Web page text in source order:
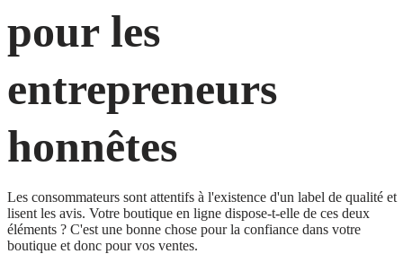
pour les
entrepreneurs
honnêtes
Les consommateurs sont attentifs à l'existence d'un label de qualité et
lisent les avis. Votre boutique en ligne dispose-t-elle de ces deux
éléments ? C'est une bonne chose pour la confiance dans votre
boutique et donc pour vos ventes.